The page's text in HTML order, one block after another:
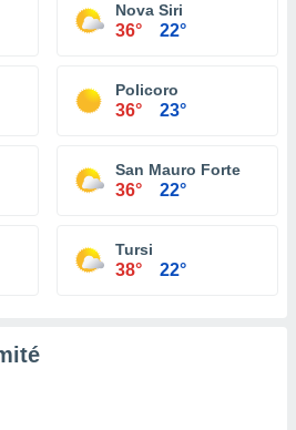
Nova Siri
36° 22°
Policoro
36° 23°
San Mauro Forte
36° 22°
Tursi
38° 22°